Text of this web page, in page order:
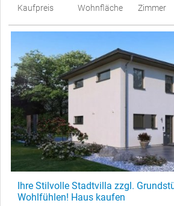
Kaufpreis
Wohnfläche
Zimmer
Ihre Stilvolle Stadtvilla zzgl.
Wohlfühlen! Haus kaufen